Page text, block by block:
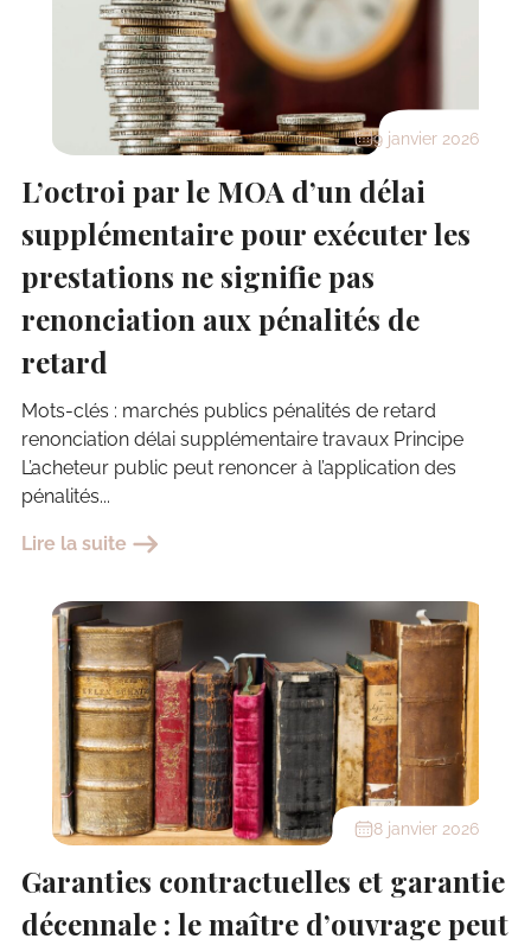
9 janvier 2026
L’octroi par le MOA d’un délai
supplémentaire pour exécuter les
prestations ne signifie pas
renonciation aux pénalités de
retard
Mots-clés : marchés publics pénalités de retard
renonciation délai supplémentaire travaux Principe
L’acheteur public peut renoncer à l’application des
pénalités...
Lire la suite
8 janvier 2026
Garanties contractuelles et garantie
décennale : le maître d’ouvrage peut